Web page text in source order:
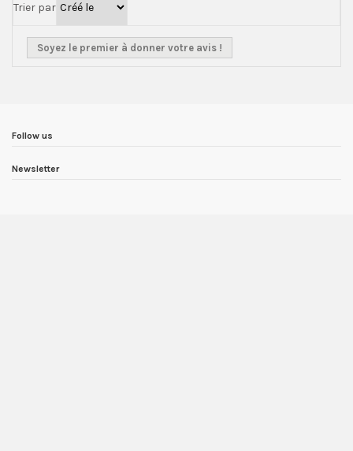
Trier par
Soyez le premier à donner votre avis !
Follow us
Newsletter